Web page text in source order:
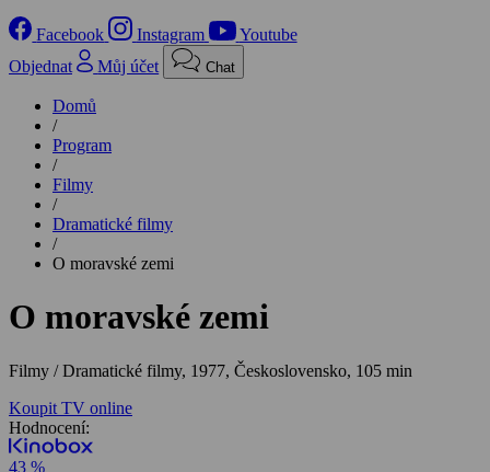
Facebook Instagram
Youtube
Objednat
Můj účet Chat
Domů
/
Program
/
Filmy
/
Dramatické filmy
/
O moravské zemi
O moravské zemi
Filmy / Dramatické filmy, 1977, Československo, 105 min
Koupit TV online
Hodnocení:
43 %